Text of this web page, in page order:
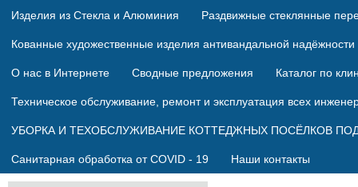
Изделия из Стекла и Алюминия Раздвижные стеклянные
Кованные художественные изделия антивандальной надёжности
О нас в Интернете Сводные предложения Каталог по
Техническое обслуживание, ремонт и эксплуатация всех
УБОРКА И ТЕХОБСЛУЖИВАНИЕ КОТТЕДЖНЫХ ПОСЁЛКОВ
Санитарная обработка от COVID - 19 Наши контакты